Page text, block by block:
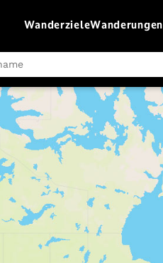
WanderzieleWanderungen
Schwierigkeit
leicht moderat